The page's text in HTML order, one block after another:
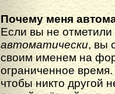
Почему меня
Если вы не отметили
автоматически, вы
своим именем на
ограниченное
чтобы никто другой